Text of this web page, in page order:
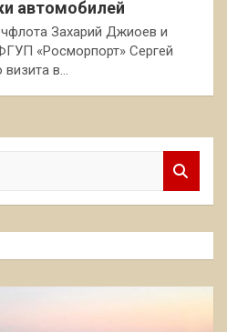
автомобилей
Захарий Джиоев и
«Росморпорт» Сергей
визита в…